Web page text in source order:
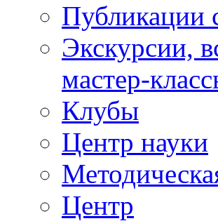
Публикации
Экскурсии,
мастер-
Клубы
Центр науки
Центр